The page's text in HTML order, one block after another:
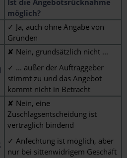
Ist die Angebotsrücknahme
möglich?
✓ Ja, auch ohne Angabe von
Gründen
✘ Nein, grundsätzlich nicht ...
✓ ... außer der Auftraggeber
stimmt zu und das Angebot
kommt nicht in Betracht
✘ Nein, eine
Zuschlagsentscheidung ist
vertraglich bindend
✓ Anfechtung ist möglich, aber
nur bei sittenwidrigem Geschäft